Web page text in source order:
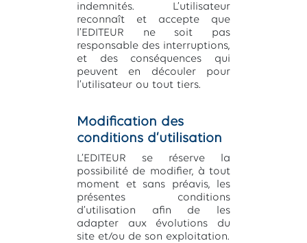
indemnités. L’utilisateur
reconnaît et accepte que
l’EDITEUR ne soit pas
responsable des interruptions,
et des conséquences qui
peuvent en découler pour
l’utilisateur ou tout tiers.
Modification des
conditions d’utilisation
L’EDITEUR se réserve la
possibilité de modifier, à tout
moment et sans préavis, les
présentes conditions
d’utilisation afin de les
adapter aux évolutions du
site et/ou de son exploitation.